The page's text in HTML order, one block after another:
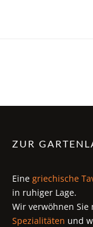
ZUR
Eine griechische
in ruhiger Lage.
Wir verwöhnen
Spezialitäten und